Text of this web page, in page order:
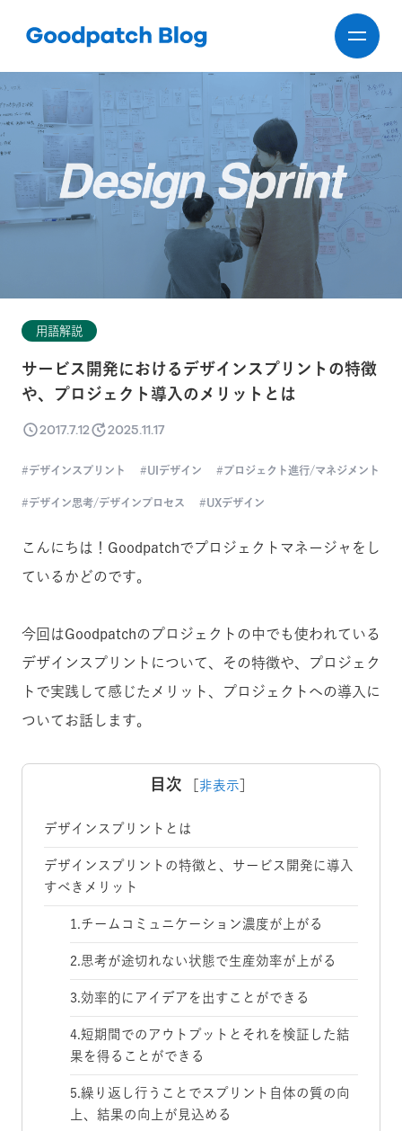
用語解説
サービス開発におけるデザインスプリントの特徴
や、プロジェクト導入のメリットとは
2017.7.12 2025.11.17
デザインスプリント UIデザイン プロジェクト進行/マネジメント
デザイン思考/デザインプロセス UXデザイン
こんにちは！Goodpatchでプロジェクトマネージャをし
ているかどのです。
今回はGoodpatchのプロジェクトの中でも使われている
デザインスプリントについて、その特徴や、プロジェク
トで実践して感じたメリット、プロジェクトへの導入に
ついてお話します。
目次 非表示
デザインスプリントとは
デザインスプリントの特徴と、サービス開発に導入
すべきメリット
1.チームコミュニケーション濃度が上がる
2.思考が途切れない状態で生産効率が上がる
3.効率的にアイデアを出すことができる
4.短期間でのアウトプットとそれを検証した結
果を得ることができる
5.繰り返し行うことでスプリント自体の質の向
上、結果の向上が見込める